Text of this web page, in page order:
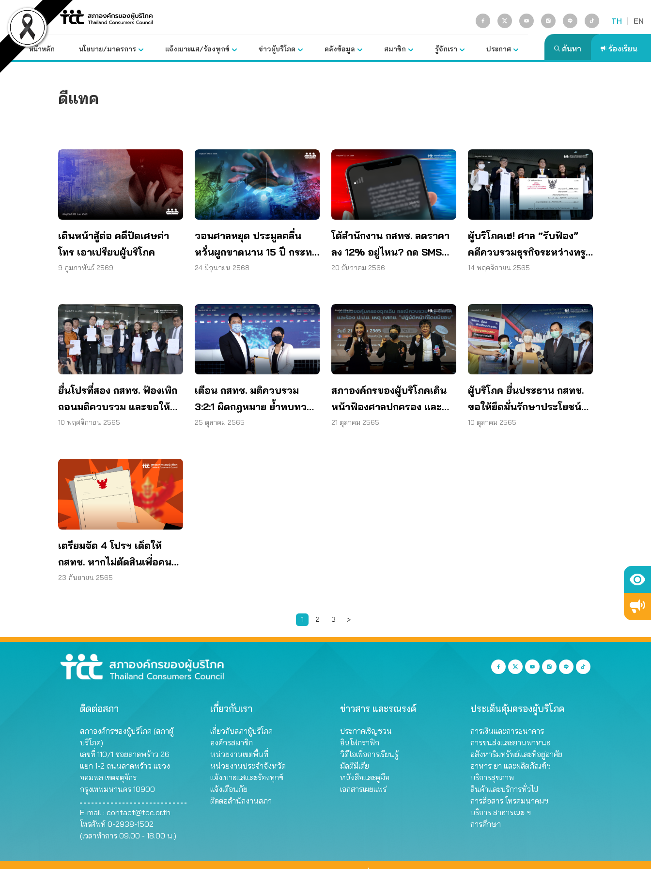
content
TH | EN
หน้าหลัก นโยบาย/มาตรการ แจ้งเบาะแส/ร้องทุกข์ ข่าวผู้บริโภค คลังข้อมูล สมาชิก รู้จักเรา ประกาศ
ดีแทค
เดินหน้าสู้ต่อ คดีปัดเศษค่า
โทร เอาเปรียบผู้บริโภค
9 กุมภาพันธ์ 2569
วอนศาลหยุด ประมูลคลื่น
หวั่นผูกขาดนาน 15 ปี กระทบ
สิทธิผู้บริโภค
24 มิถุนายน 2568
โต้สำนักงาน กสทช. ลดราคา
ลง 12% อยู่ไหน? กด SMS
ไม่ทัน โดนเปลี่ยนโปรฯ ได้ไง?
20 ธันวาคม 2566
ผู้บริโภคเฮ! ศาล “รับฟ้อง”
คดีควบรวมธุรกิจระหว่างทรู
และดีแทค
14 พฤศจิกายน 2565
ยื่นโปรที่สอง กสทช. ฟ้องเพิก
ถอนมติควบรวม และขอให้
ศาลคุ้มครองชั่วคราว
10 พฤศจิกายน 2565
เตือน กสทช. มติควบรวม
3:2:1 ผิดกฎหมาย ย้ำทบทวน
ก่อนส่งหนังสือแจ้ง ทรู – ดี
25 ตุลาคม 2565
สภาองค์กรของผู้บริโภคเดิน
หน้าฟ้องศาลปกครอง และ
ป.ป.ช. กรณีควบรวมทรู – ดี
21 ตุลาคม 2565
ผู้บริโภค ยื่นประธาน กสทช.
ขอให้ยึดมั่นรักษาประโยชน์ผู้
บริโภค
10 ตุลาคม 2565
เตรียมจัด 4 โปรฯ เด็ดให้
กสทช. หากไม่ตัดสินเพื่อคน
ส่วนรวม
23 กันยายน 2565
1 2 3 >
ติดต่อสภา
สภาองค์กรของผู้บริโภค (สภาผู้
บริโภค)
เลขที่ 110/1 ซอยลาดพร้าว 26
แยก 1-2 ถนนลาดพร้าว แขวง
จอมพล เขตจตุจักร
กรุงเทพมหานคร 10900
E-mail : contact@tcc.or.th
โทรศัพท์ 0-2938-1502
(เวลาทำการ 09.00 - 18.00 น.)
เกี่ยวกับเรา
เกี่ยวกับสภาผู้บริโภค
องค์กรสมาชิก
หน่วยงานเขตพื้นที่
หน่วยงานประจำจังหวัด
แจ้งเบาะแสและร้องทุกข์
แจ้งเตือนภัย
ติดต่อสำนักงานสภา
ข่าวสาร และรณรงค์
ประกาศเชิญชวน
อินโฟกราฟิก
วิดีโอเพื่อการเรียนรู้
มัลติมีเดีย
หนังสือและคู่มือ
เอกสารเผยแพร่
ประเด็นคุ้มครองผู้บริโภค
การเงินและการธนาคาร
การขนส่งและยานพาหนะ
อสังหาริมทรัพย์และที่อยู่อาศัย
อาหาร ยา และผลิตภัณฑ์ฯ
บริการสุขภาพ
สินค้าและบริการทั่วไป
การสื่อสาร โทรคมนาคมฯ
บริการ สาธารณะ ฯ
การศึกษา